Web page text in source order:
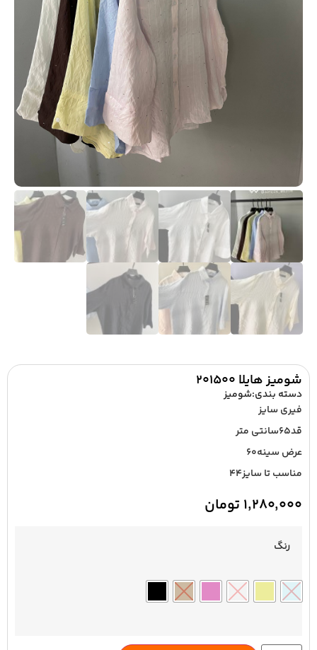
شومیز هایلا ۲۰۱۵۰۰
دسته بندی:شومیز
فیری سایز
قد۶۵سانتی متر
عرض سینه۶۰
مناسب تا سایز۴۴
۱,۲۸۰,۰۰۰ تومان
رنگ